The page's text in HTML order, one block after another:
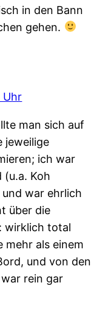
in den Bann
gehen.
Uhr
man sich auf
jeweilige
ich war
(u.a. Koh
war ehrlich
über die
wirklich total
mehr als einem
und von den
rein gar